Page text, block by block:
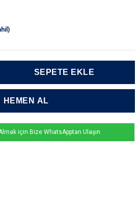
için Bize WhatsApptan Ulaşın